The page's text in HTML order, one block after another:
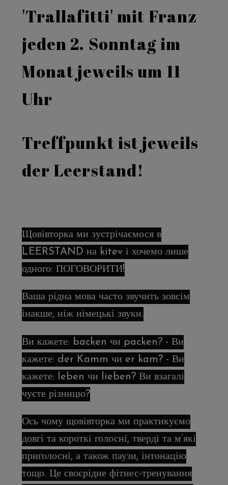
'Trallafitti' mit Franz
jeden 2. Sonntag im
Monat jeweils um 11
Uhr
Treffpunkt ist jeweils
der Leerstand!
Щовівторка ми зустрічаємося в
LEERSTAND на kitev і хочемо лише
одного: ПОГОВОРИТИ!
Ваша рідна мова часто звучить зовсім
інакше, ніж німецькі звуки.
Ви кажете: backen чи packen? - Ви
кажете: der Kamm чи er kam? - Ви
кажете: leben чи lieben? Ви взагалі
чуєте різницю?
Ось чому щовівторка ми практикуємо
довгі та короткі голосні, тверді та м’які
приголосні, а також паузи, інтонацію
тощо. Це своєрідне фітнес-тренування